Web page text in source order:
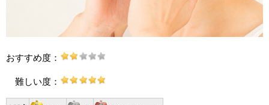
おすすめ度：
難しい度：